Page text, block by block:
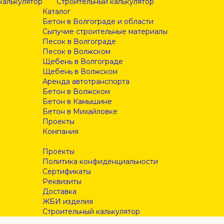
Каталог
Бетон в Волгограде и области
Сыпучие строительные материалы
Песок в Волгограде
Песок в Волжском
Щебень в Волгограде
Щебень в Волжском
Аренда автотранспорта
Бетон в Волжском
Бетон в Камышине
Бетон в Михайловке
Проекты
Компания
Проекты
Политика конфиденциальности
Сертификаты
Реквизиты
Доставка
ЖБИ изделия
Строительный калькулятор